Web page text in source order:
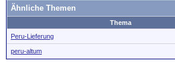
Ähnliche Themen
Thema
Peru-Lieferung
peru-altum